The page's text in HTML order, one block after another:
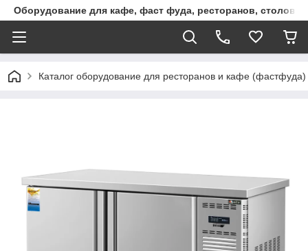
Оборудование для кафе, фаст фуда, ресторанов,
Каталог оборудование для ресторанов и кафе (фастфуда)